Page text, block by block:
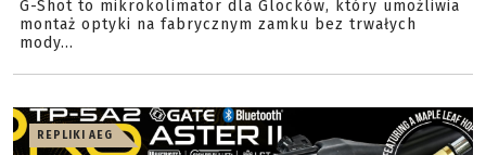
G-Shot to mikrokolimator dla Glocków, który umożliwia
montaż optyki na fabrycznym zamku bez trwałych
mody...
REPLIKI AEG